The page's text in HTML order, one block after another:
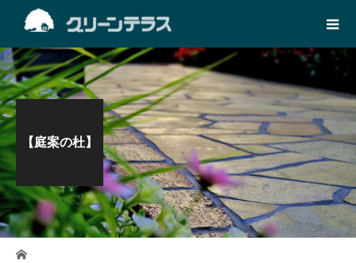
【庭案の杜】